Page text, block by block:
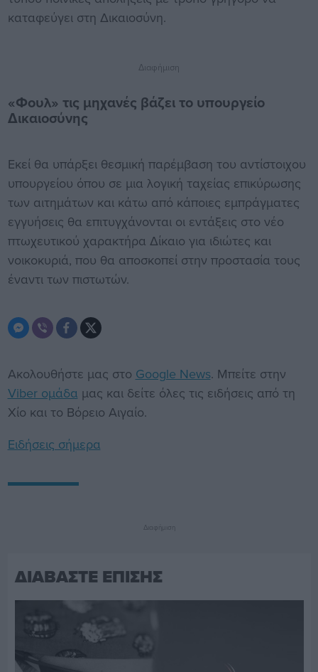
καταφεύγει στη Δικαιοσύνη.
Διαφήμιση
«Φουλ» τις μηχανές βάζει το υπουργείο
Δικαιοσύνης
Εκεί θα υπάρξει θεσμική παρέμβαση του αντίστοιχου
υπουργείου όπου σε μια λογική ταχείας επικύρωσης
των αιτημάτων και κάτω από κάποιες εμπράγματες
εγγυήσεις θα επιτυγχάνονται οι εντάξεις στο νέο
πτωχευτικού χαρακτήρα Δίκαιο για ιδιώτες και
νοικοκυριά, που θα αποσκοπεί στην προστασία τους
έναντι των πιστωτών.
Ακολουθήστε μας στο Google News. Μπείτε στην
Viber ομάδα μας και δείτε όλες τις ειδήσεις από τη
Χίο και το Βόρειο Αιγαίο.
Ειδήσεις σήμερα
Διαφήμιση
ΔΙΑΒΑΣΤΕ ΕΠΙΣΗΣ